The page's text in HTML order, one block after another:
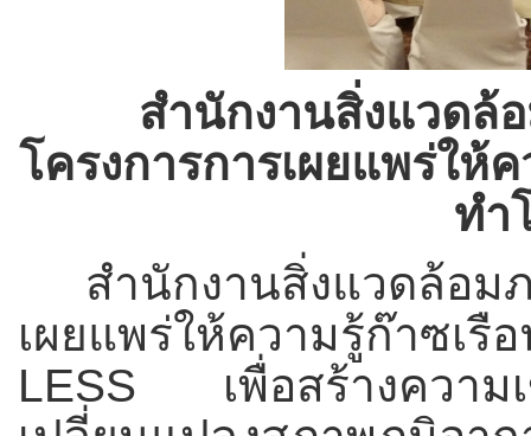
สำนักงานสิ่งแวดล้
โครงการการเผยแพร่ให้
ทำ
สำนักงานสิ่งแวดล้อม
เผยแพร่ให้ความรู้ก๊าซเรื
LESS เพื่อสร้างความ